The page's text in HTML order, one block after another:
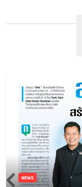
NEWS